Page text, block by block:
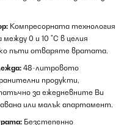
Компресорната технология
0 и 10 °C в целия
пъти отваряте вратата.
48-литровото
продукти,
за ежедневните Ви
или малък апартамент.
Безстепенно